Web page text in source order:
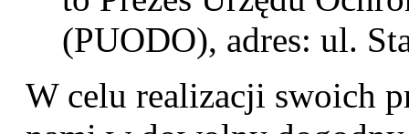
(PUODO), adres: ul.
W celu realizacji swoich